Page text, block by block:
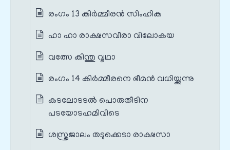
രംഗം 13 കിർമ്മീരൻ സിംഹിക
ഹാ ഹാ രാക്ഷസവീരാ വിലോകയ
വത്സേ കിന്തു വൃഥാ
രംഗം 14 കിർമ്മീരനെ ഭീമൻ വധിയ്ക്കുന്നു
കടലോടടൽ പൊരുതീടിന
പടയോടഹമിവിടെ
ശസ്ത്രജാലം തടുക്കെടാ രാക്ഷസാ